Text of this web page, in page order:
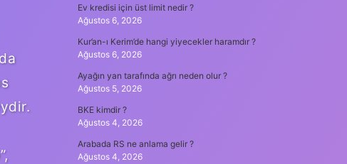
Ev kredisi için üst limit nedir ?
Ağustos 6, 2026
Kur’an-ı Kerim’de hangi yiyecekler haramdır ?
Ağustos 6, 2026
Ayağın yan tarafında ağrı neden olur ?
Ağustos 5, 2026
BKE kimdir ?
Ağustos 4, 2026
Arabada RS ne anlama gelir ?
Ağustos 4, 2026